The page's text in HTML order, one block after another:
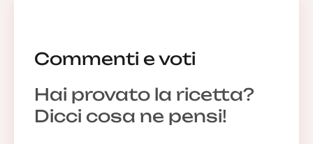
Commenti e voti
Hai provato la ricetta?
Dicci cosa ne pensi!